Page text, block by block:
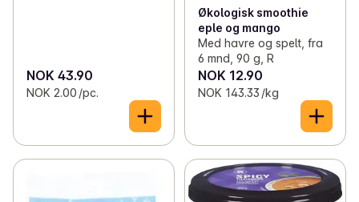
NOK 43.90
NOK 2.00 /pc.
Økologisk smoothie
eple og mango
Med havre og spelt, fra
6 mnd, 90 g, R
NOK 12.90
NOK 143.33 /kg